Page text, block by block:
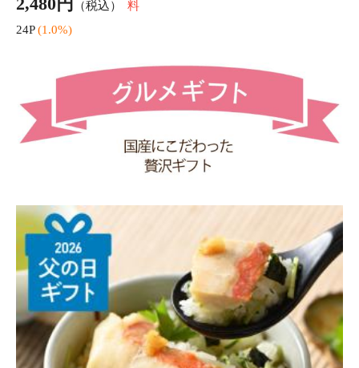
母の日 オーガニックルイボスベース ギフトセット
2,680円 （税込）
送料無